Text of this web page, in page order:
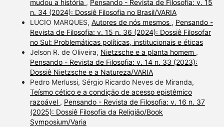
mudou a história , Pensando - Revista de Filosofia: v. 15
n. 34 (2024): Dossiê Filosofia no Brasil/VARIA
LUCIO MARQUES, Autores de nós mesmos , Pensando -
Revista de Filosofia: v. 15 n. 36 (2024): Dossiê Filosofar
no Sul: Problemáticas políticas, institucionais e éticas
Jelson R. de Oliveira, Nietzsche e a planta homem ,
Pensando - Revista de Filosofia: v. 14 n. 33 (2023):
Dossiê Nietzsche e a Natureza/VARIA
Pedro Merlussi, Sérgio Ricardo Neves de Miranda,
Teísmo cético e a condição de acesso epistêmico
razoável , Pensando - Revista de Filosofia: v. 16 n. 37
(2025): Dossiê Filosofia da Religião/Book
Symposium/Varia